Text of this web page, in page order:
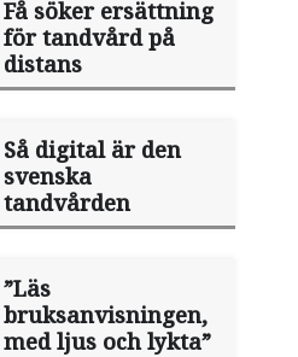
Få söker ersättning
för tandvård på
distans
Så digital är den
svenska
tandvården
”Läs
bruksanvisningen,
med ljus och lykta”